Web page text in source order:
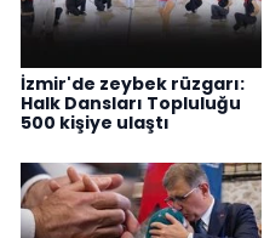
İzmir'de zeybek rüzgarı:
Halk Dansları Topluluğu
500 kişiye ulaştı